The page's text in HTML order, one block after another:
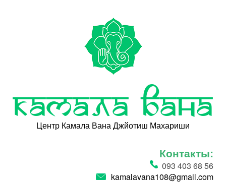
Камала Вана
Центр Камала Вана Джйотиш Махариши
Контакты:
093 403 68 56
kamalavana108@gmail.com